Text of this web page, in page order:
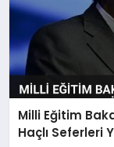
Milli Eğitim
Haçlı Seferleri